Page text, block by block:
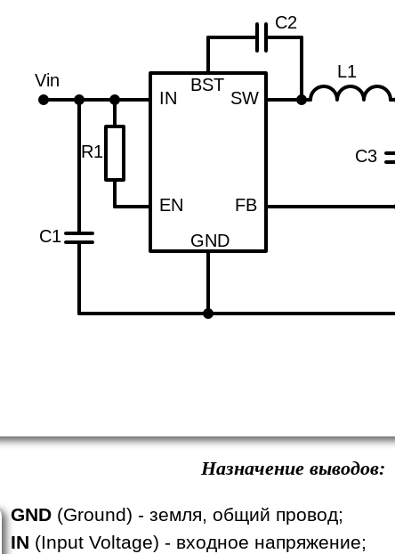
C1
L1
Vin
IN
EN
SW
FB
GND
BST
C2
R1 C3
Назначение выводов:
GND (Ground) - земля, общий провод;
IN (Input Voltage) - входное напряжение;